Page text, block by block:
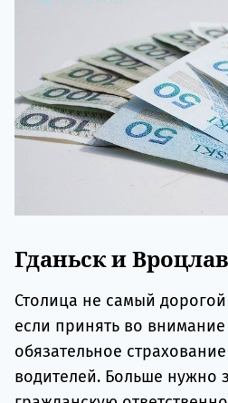
Гданьск и
Столица не самый
если принять во
обязательное
водителей. Больше нужно